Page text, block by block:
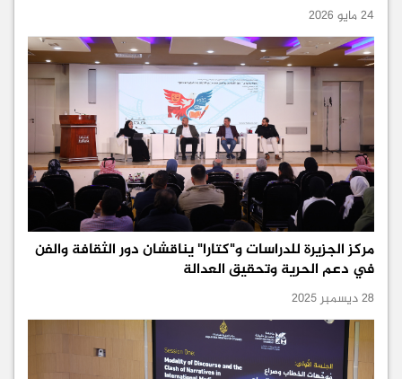
24 مايو 2026
مركز الجزيرة للدراسات و"كتارا" يناقشان دور الثقافة والفن
في دعم الحرية وتحقيق العدالة
28 ديسمبر 2025